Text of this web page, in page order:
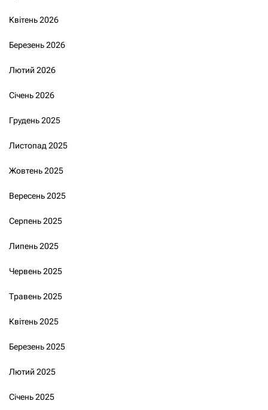
Квітень 2026
Березень 2026
Лютий 2026
Січень 2026
Грудень 2025
Листопад 2025
Жовтень 2025
Вересень 2025
Серпень 2025
Липень 2025
Червень 2025
Травень 2025
Квітень 2025
Березень 2025
Лютий 2025
Січень 2025